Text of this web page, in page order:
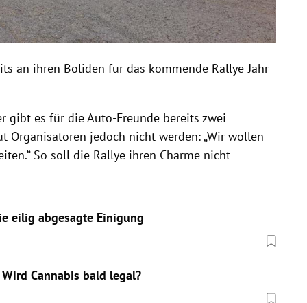
an ihren Boliden für das kommende Rallye-Jahr
gibt es für die Auto-Freunde bereits zwei
Organisatoren jedoch nicht werden: „Wir wollen
So soll die Rallye ihren Charme nicht
eilig abgesagte Einigung
Cannabis bald legal?